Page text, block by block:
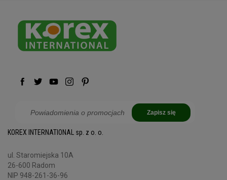
Zapisz się
KOREX INTERNATIONAL sp. z o. o.
ul. Staromiejska 10A
26-600 Radom
NIP 948-261-36-96